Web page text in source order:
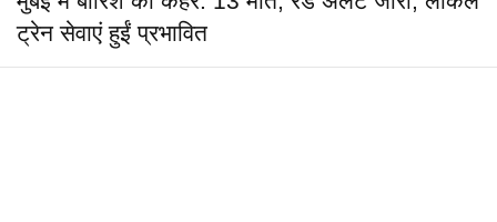
ट्रेन सेवाएं हुईं प्रभावित